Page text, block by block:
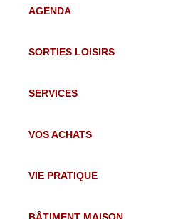
AGENDA
SORTIES LOISIRS
SERVICES
VOS ACHATS
VIE PRATIQUE
BÂTIMENT MAISON